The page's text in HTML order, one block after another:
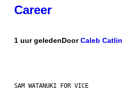
Career
1 uur geledenDoorCaleb Catlin
SAM WATANUKI FOR VICE